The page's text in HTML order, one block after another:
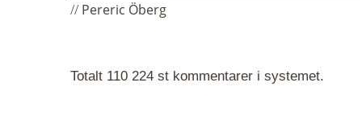
Totalt 110 224 st kommentarer i systemet.
// Pereric Öberg